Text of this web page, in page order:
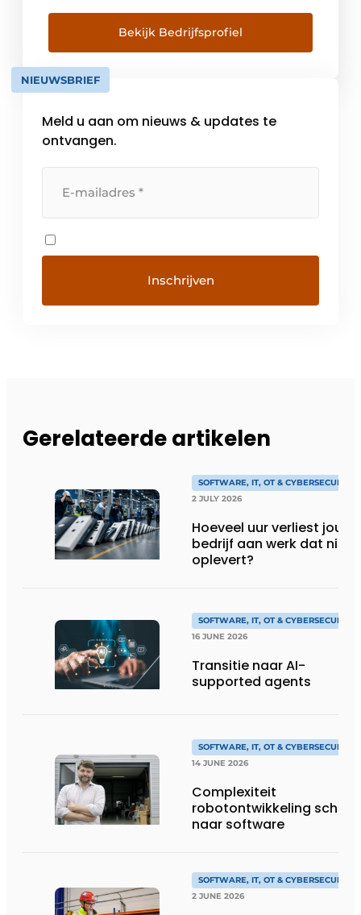
bouwen wij graag een lange
termijnsamenwerking uit gerugsteund door
een complementair en flexibel team van
gecertifieerde support, product en sales
engineers. Door een duurzame […]
Bekijk Bedrijfsprofiel
NIEUWSBRIEF
Meld u aan om nieuws & updates te
ontvangen.
Gerelateerde artikelen
SOFTWARE, IT, OT & CYBERSECURITY
2 JULY 2026
Hoeveel uur verliest jouw
bedrijf aan werk dat niks
oplevert?
SOFTWARE, IT, OT & CYBERSECURITY
16 JUNE 2026
Transitie naar AI-
supported agents
SOFTWARE, IT, OT & CYBERSECURITY
14 JUNE 2026
Complexiteit
robotontwikkeling schuift
naar software
SOFTWARE, IT, OT & CYBERSECURITY
2 JUNE 2026